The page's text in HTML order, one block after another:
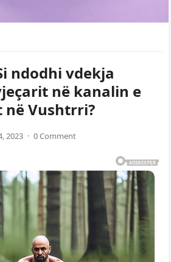
ndodhi vdekja
në kanalin e
në Vushtrri?
2023 · 0 Comment